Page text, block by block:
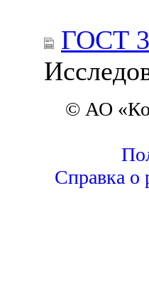
ГОСТ
© АО
Справка о